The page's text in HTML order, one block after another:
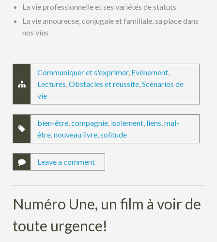
La vie professionnelle et ses variétés de statuts
La vie amoureuse, conjugale et familiale, sa place dans
nos vies
Communiquer et s'exprimer, Evénement,
Lectures,Obstacles et réussite,Scénarios de
vie
bien-être,compagnie, isolement, liens,mal-
être,nouveau livre,solitude
Leave a comment
Numéro Une, un film à voir de
toute urgence!